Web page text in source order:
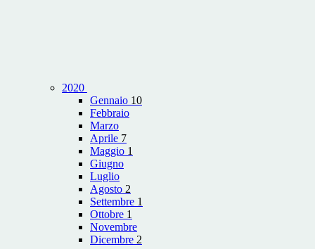
2020
Gennaio 10
Febbraio
Marzo
Aprile 7
Maggio 1
Giugno
Luglio
Agosto 2
Settembre 1
Ottobre 1
Novembre
Dicembre 2